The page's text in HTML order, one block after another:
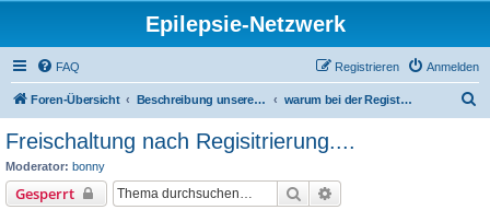
Epilepsie-Netzwerk
FAQ Anmelden
Registrieren
Foren-Übersicht Beschreibung unseres Forums warum bei der Registrierung alle Daten angeben
Freischaltung nach Regisitrierung....
Moderator: bonny
Gesperrt Suche